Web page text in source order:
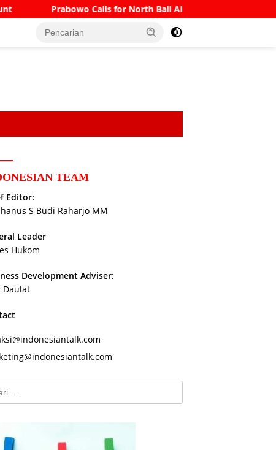
for North Bali Airport to Accommodate Boeing 777s and
TEAM
Editor:
S Budi Raharjo MM
Leader
Hukom
Development Adviser:
Daulat